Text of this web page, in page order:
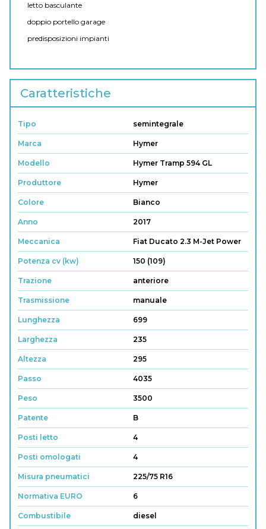
letto basculante
doppio portello garage
predisposizioni impianti
Caratteristiche
Tipo semintegrale
Marca Hymer
Modello Hymer Tramp 594 GL
Produttore Hymer
Colore Bianco
Anno 2017
Meccanica Fiat Ducato 2.3 M-Jet Power
Potenza cv (kw) 150 (109)
Trazione anteriore
Trasmissione manuale
Lunghezza 699
Larghezza 235
Altezza 295
Passo 4035
Peso 3500
Patente B
Posti letto 4
Posti omologati 4
Misura pneumatici 225/75 R16
Normativa EURO 6
Combustibile diesel